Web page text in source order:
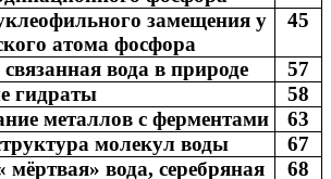
замещения у
атома фосфора
45
вода в природе
57
гидраты
58
металлов с ферментами
63
молекул воды
67
вода, серебряная
68